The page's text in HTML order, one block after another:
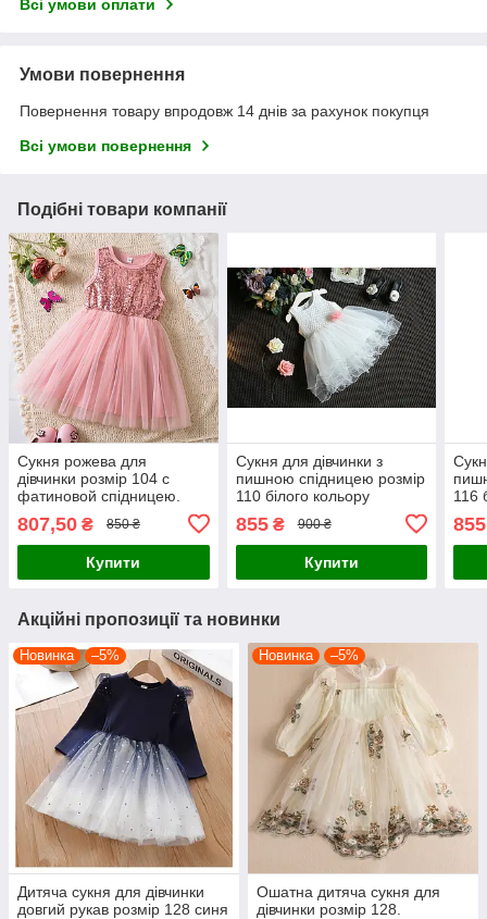
Всі умови оплати
Умови повернення
Повернення товару впродовж 14 днів за рахунок покупця
Всі умови повернення
Подібні товари компанії
Сукня рожева для
дівчинки розмір 104 с
фатиновой спідницею.
807,50 ₴ 850 ₴
Купити
Сукня для дівчинки з
пишною спідницею розмір
110 білого кольору
855₴ 900 ₴
Купити
116
855
Акційні пропозиції та новинки
Новинка –5%
Дитяча сукня для дівчинки
довгий рукав розмір 128 синя
Новинка –5%
Ошатна дитяча сукня для
дівчинки розмір 128.